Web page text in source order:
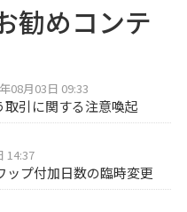
勧めコンテ
08月03日 09:33
引に関する注意喚起
14:37
ップ付加日数の臨時変更